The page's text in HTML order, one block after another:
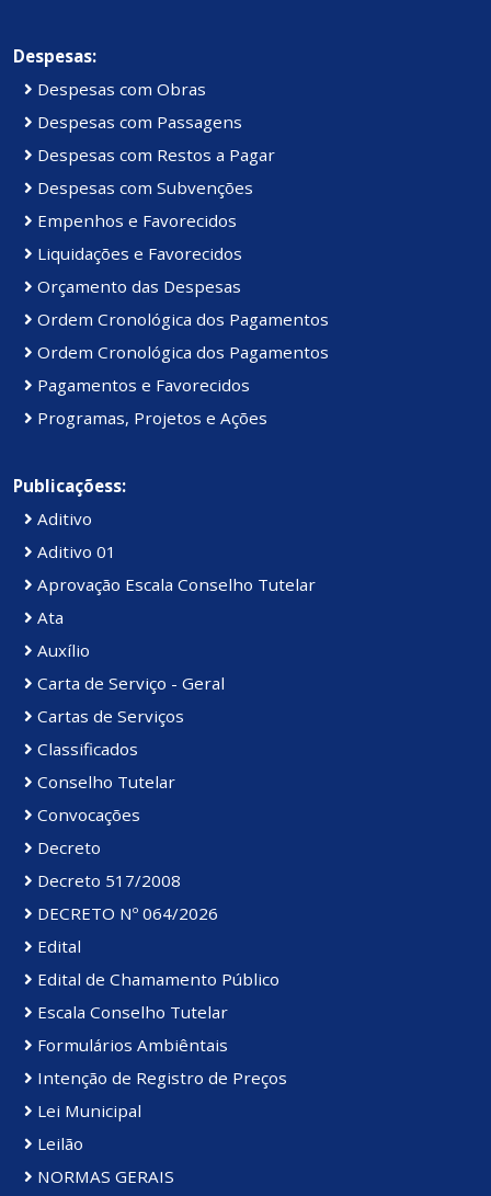
Despesas:
Despesas com Obras
Despesas com Passagens
Despesas com Restos a Pagar
Despesas com Subvenções
Empenhos e Favorecidos
Liquidações e Favorecidos
Orçamento das Despesas
Ordem Cronológica dos Pagamentos
Ordem Cronológica dos Pagamentos
Pagamentos e Favorecidos
Programas, Projetos e Ações
Publicaçõess:
Aditivo
Aditivo 01
Aprovação Escala Conselho Tutelar
Ata
Auxílio
Carta de Serviço - Geral
Cartas de Serviços
Classificados
Conselho Tutelar
Convocações
Decreto
Decreto 517/2008
DECRETO Nº 064/2026
Edital
Edital de Chamamento Público
Escala Conselho Tutelar
Formulários Ambiêntais
Intenção de Registro de Preços
Lei Municipal
Leilão
NORMAS GERAIS